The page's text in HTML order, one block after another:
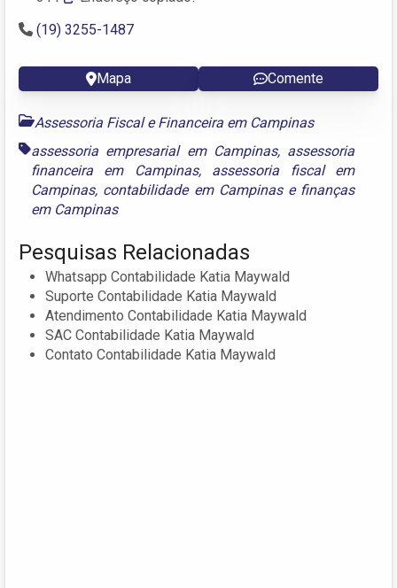
(19) 3255-1487
Mapa Comente
Assessoria Fiscal e Financeira em Campinas
assessoria empresarial em Campinas, assessoria
financeira em Campinas, assessoria fiscal em
Campinas, contabilidade em Campinase finanças
em Campinas
Pesquisas Relacionadas
Whatsapp Contabilidade Katia Maywald
Suporte Contabilidade Katia Maywald
Atendimento Contabilidade Katia Maywald
SAC Contabilidade Katia Maywald
Contato Contabilidade Katia Maywald